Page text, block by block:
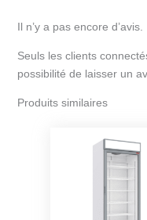
Il n’y a pas encore d’avis.
Seuls les clients
possibilité de laisser un
Produits similaires